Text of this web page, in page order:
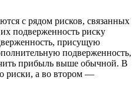
с рядом рисков, связанных
подверженность риску
присущую
подверженность,
прибыль выше обычной. В
риски, а во втором —